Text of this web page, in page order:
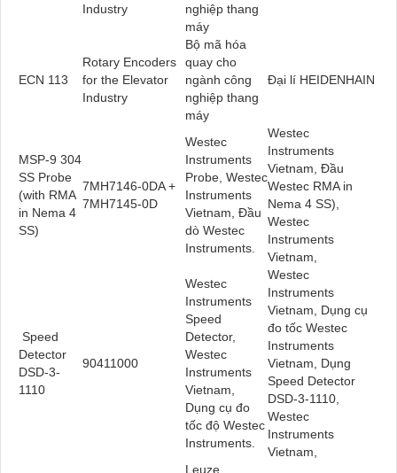
Industry
nghiệp thang
máy
ECN 113
Rotary Encoders
for the Elevator
Industry
Bộ mã hóa
quay cho
ngành công
nghiệp thang
máy
Đại lí HEIDENHAIN
MSP-9 304
SS Probe
(with RMA
in Nema 4
SS)
7MH7146-0DA +
7MH7145-0D
Westec
Instruments
Probe, Westec
Instruments
Vietnam, Đầu
dò Westec
Instruments.
Westec
Instruments
Vietnam, Đầu
Westec RMA in
Nema 4 SS),
Westec
Instruments
Vietnam,
Speed
Detector
DSD-3-
1110
90411000
Westec
Instruments
Speed
Detector,
Westec
Instruments
Vietnam,
Dụng cụ đo
tốc độ Westec
Instruments.
Westec
Instruments
Vietnam, Dụng cụ
đo tốc Westec
Instruments
Vietnam, Dụng
Speed Detector
DSD-3-1110,
Westec
Instruments
Vietnam,
Leuze